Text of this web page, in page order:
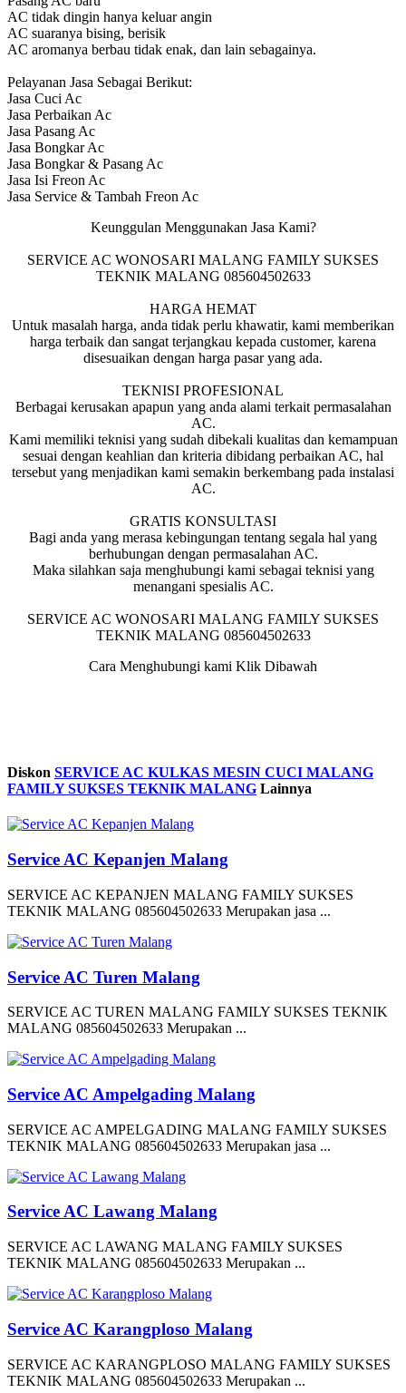
AC tidak dingin hanya keluar angin
AC suaranya bising, berisik
AC aromanya berbau tidak enak, dan lain sebagainya.
Pelayanan Jasa Sebagai Berikut:
Jasa Cuci Ac
Jasa Perbaikan Ac
Jasa Pasang Ac
Jasa Bongkar Ac
Jasa Bongkar & Pasang Ac
Jasa Isi Freon Ac
Jasa Service & Tambah Freon Ac
Keunggulan Menggunakan Jasa Kami?
SERVICE AC WONOSARI MALANG FAMILY SUKSES
TEKNIK MALANG 085604502633
HARGA HEMAT
Untuk masalah harga, anda tidak perlu khawatir, kami memberikan
harga terbaik dan sangat terjangkau kepada customer, karena
disesuaikan dengan harga pasar yang ada.
TEKNISI PROFESIONAL
Berbagai kerusakan apapun yang anda alami terkait permasalahan
AC.
Kami memiliki teknisi yang sudah dibekali kualitas dan kemampuan
sesuai dengan keahlian dan kriteria dibidang perbaikan AC, hal
tersebut yang menjadikan kami semakin berkembang pada instalasi
AC.
GRATIS KONSULTASI
Bagi anda yang merasa kebingungan tentang segala hal yang
berhubungan dengan permasalahan AC.
Maka silahkan saja menghubungi kami sebagai teknisi yang
menangani spesialis AC.
SERVICE AC WONOSARI MALANG FAMILY SUKSES
TEKNIK MALANG 085604502633
Cara Menghubungi kami Klik Dibawah
Diskon SERVICE AC KULKAS MESIN CUCI MALANG
FAMILY SUKSES TEKNIK MALANG Lainnya
Service AC Kepanjen Malang
SERVICE AC KEPANJEN MALANG FAMILY SUKSES
TEKNIK MALANG 085604502633 Merupakan jasa ...
Service AC Turen Malang
SERVICE AC TUREN MALANG FAMILY SUKSES TEKNIK
MALANG 085604502633 Merupakan ...
Service AC Ampelgading Malang
SERVICE AC AMPELGADING MALANG FAMILY SUKSES
TEKNIK MALANG 085604502633 Merupakan jasa ...
Service AC Lawang Malang
SERVICE AC LAWANG MALANG FAMILY SUKSES
TEKNIK MALANG 085604502633 Merupakan ...
Service AC Karangploso Malang
SERVICE AC KARANGPLOSO MALANG FAMILY SUKSES
TEKNIK MALANG 085604502633 Merupakan ...